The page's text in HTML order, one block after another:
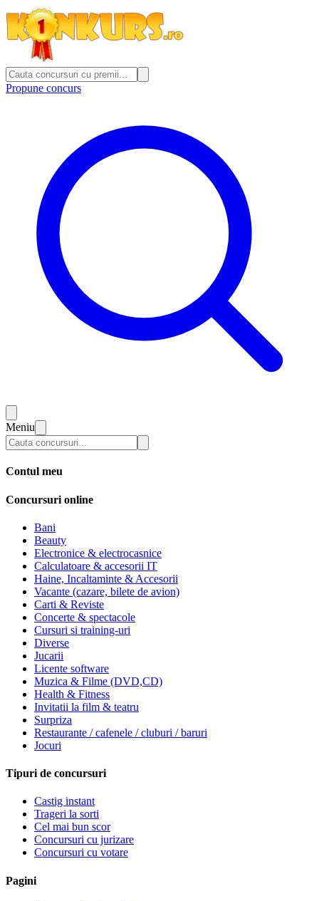
Propune concurs
Meniu
Contul meu
Concursuri online
Bani
Beauty
Electronice & electrocasnice
Calculatoare & accesorii IT
Haine, Incaltaminte & Accesorii
Vacante (cazare, bilete de avion)
Carti & Reviste
Concerte & spectacole
Cursuri si training-uri
Diverse
Jucarii
Licente software
Muzica & Filme (DVD,CD)
Health & Fitness
Invitatii la film & teatru
Surpriza
Restaurante / cafenele / cluburi / baruri
Jocuri
Tipuri de concursuri
Castig instant
Trageri la sorti
Cel mai bun scor
Concursuri cu jurizare
Concursuri cu votare
Pagini